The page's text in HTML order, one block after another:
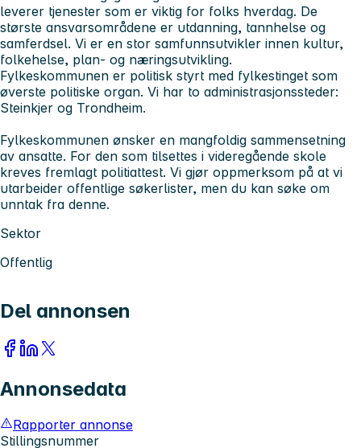
leverer tjenester som er viktig for folks hverdag. De
største ansvarsområdene er utdanning, tannhelse og
samferdsel. Vi er en stor samfunnsutvikler innen kultur,
folkehelse, plan- og næringsutvikling.
Fylkeskommunen er politisk styrt med fylkestinget som
øverste politiske organ. Vi har to administrasjonssteder:
Steinkjer og Trondheim.
Fylkeskommunen ønsker en mangfoldig sammensetning
av ansatte. For den som tilsettes i videregående skole
kreves fremlagt politiattest. Vi gjør oppmerksom på at vi
utarbeider offentlige søkerlister, men du kan søke om
unntak fra denne.
Sektor
Offentlig
Del annonsen
Annonsedata
Rapporter annonse
Stillingsnummer